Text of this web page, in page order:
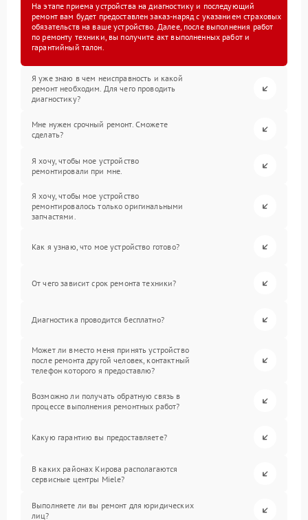
На этапе приема устройства на диагностику и последующий
ремонт вам будет предоставлен заказ-наряд с указанием страховых
обязательств на ваше устройство. Далее, после выполнения работ
по ремонту техники, вы получите акт выполненных работ и
гарантийный талон.
Я уже знаю в чем неисправность и какой
ремонт необходим. Для чего проводить
диагностику?
Мне нужен срочный ремонт. Сможете
сделать?
Я хочу, чтобы мое устройство
ремонтировали при мне.
Я хочу, чтобы мое устройство
ремонтировалось только оригинальными
запчастями.
Как я узнаю, что мое устройство готово?
От чего зависит срок ремонта техники?
Диагностика проводится бесплатно?
Может ли вместо меня принять устройство
после ремонта другой человек, контактный
телефон которого я предоставлю?
Возможно ли получать обратную связь в
процессе выполнения ремонтных работ?
Какую гарантию вы предоставляете?
В каких районах Кирова располагаются
сервисные центры Miele?
Выполняете ли вы ремонт для юридических
лиц?